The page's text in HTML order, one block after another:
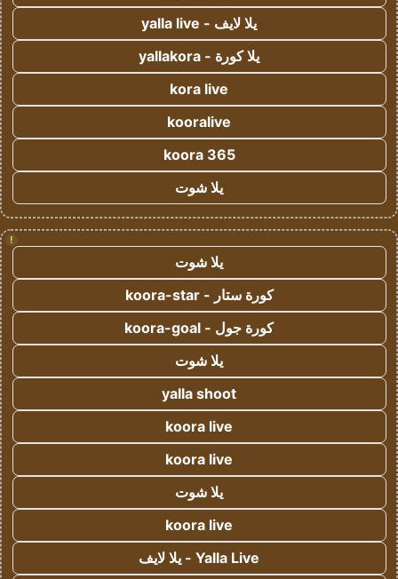
يلا لايف - yalla live
يلا كورة - yallakora
kora live
kooralive
koora 365
يلا شوت
!
يلا شوت
كورة ستار - koora-star
كورة جول - koora-goal
يلا شوت
yalla shoot
koora live
koora live
يلا شوت
koora live
Yalla Live - يلا لايف